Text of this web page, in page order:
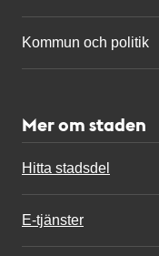
Kommun och politik
Mer om staden
Hitta stadsdel
E-tjänster